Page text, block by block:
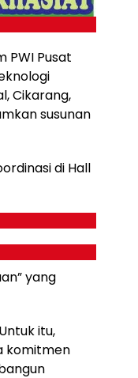
PWI Pusat
Cikarang,
susunan
di Hall
yang
itu,
komitmen